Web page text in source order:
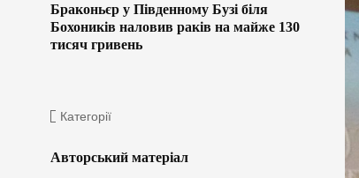
Браконьєр у Південному Бузі біля
Бохоників наловив раків на майже 130
тисяч гривень
Категорії
Авторський матеріал